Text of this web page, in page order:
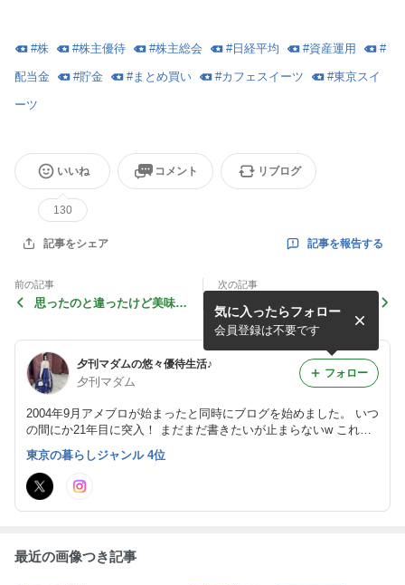
#株 #株主優待 #株主総会 #日経平均 #資産運用 #
配当金 #貯金 #まとめ買い #カフェスイーツ #東京スイ
ーツ
いいね
130
コメント リブログ
記事をシェア 記事を報告する
前の記事
思ったのと違ったけど美味し
次の記事
疲れた時の救世主が想像以上
の美味しさ！優待とのコラボ
♪
夕刊マダムの悠々優待生活♪
夕刊マダム
2004年9月アメブロが始まったと同時にブログを始めました。 いつ
の間にか21年目に突入！ まだまだ書きたいが止まらないw これか
らも宜しくお願いします。 読者登録、コメント大歓迎です。
気に入ったらフォロー
会員登録は不要です
フォロー
東京の暮らしジャンル 4位
最近の画像つき記事